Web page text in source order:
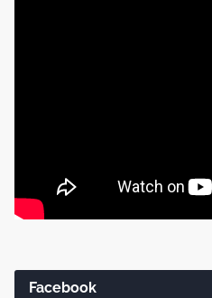
Facebook